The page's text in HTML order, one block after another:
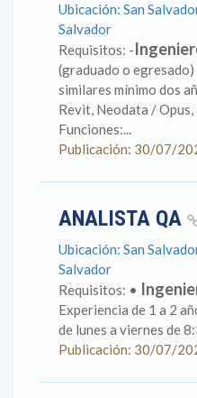
Ubicación: San
Salvador
Requisitos: -
(graduado o
similares mínimo dos
Revit, Neodata /
Funciones:...
Publicación: 30/07/
ANALISTA QA
Ubicación: San
Salvador
Requisitos: •
Experiencia de 1 a 2
de lunes a viernes de
Publicación: 30/07/